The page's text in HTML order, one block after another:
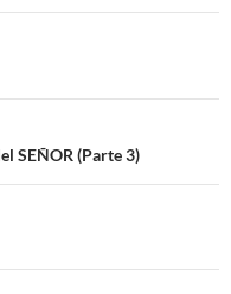
SEÑOR (Parte 3)